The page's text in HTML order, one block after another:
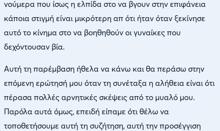
νούμερα που ίσως η ελπίδα στο να βγουν στην επιφάνεια
κάποια στιγμή είναι μικρότερη απ ότι ήταν όταν ξεκίνησε
αυτό το κίνημα στο να βοηθηθούν οι γυναίκες που
δεχόντουσαν βία.
Αυτή τη παρέμβαση ήθελα να κάνω και θα περάσω στην
επόμενη ερώτησή μου όταν τη συνέταξα η αλήθεια είναι ότι
πέρασα πολλές αρνητικές σκέψεις από το μυαλό μου.
Παρόλα αυτά όμως, επειδή είπαμε ότι θέλω να
τοποθετήσουμε αυτή τη συζήτηση, αυτή την προσέγγιση